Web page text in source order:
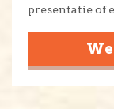
presentatie of